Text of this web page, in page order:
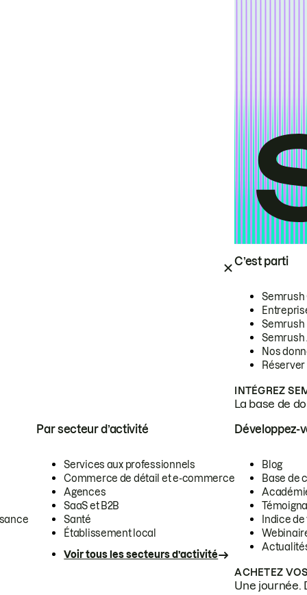
C’est parti
Semrush
Semrush
Semrush
Nos
INTÉGREZ
La base de
Par secteur d’activité
Services aux professionnels
Commerce de détail et e-commerce
Agences
SaaS et B2B
Santé
Établissement local
Voir tous les secteurs d’activité
Développez-
Blog
Base de
Indice
ACHETEZ
Une journée.